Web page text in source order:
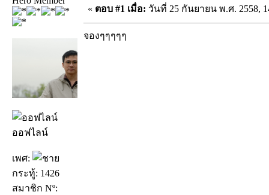
ออฟไลน์
เพศ:
กระทู้: 1426
สมาชิก Nº:
« ตอบ #1 เมื่อ: วันที่ 25 กันยายน พ.ศ. 2558,
จองๆๆๆๆๆ